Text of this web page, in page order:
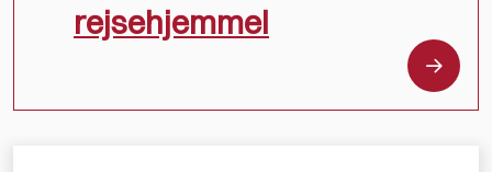
rejsehjemmel